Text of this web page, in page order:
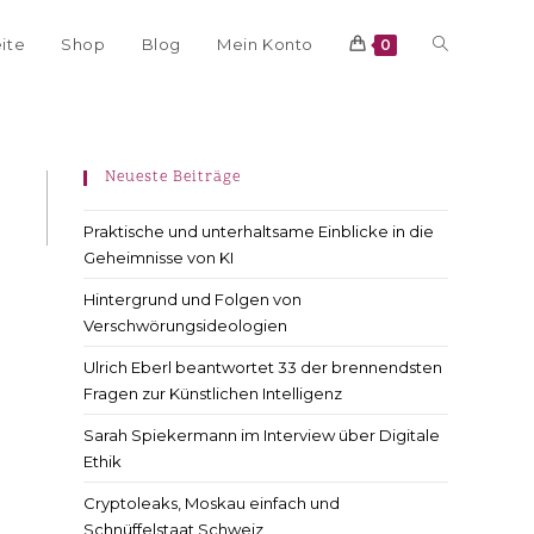
Shop Blog Mein Konto 0
Neueste Beiträge
Praktische und unterhaltsame Einblicke in die
Geheimnisse von KI
Hintergrund und Folgen von
Verschwörungsideologien
Ulrich Eberl beantwortet 33 der brennendsten
Fragen zur Künstlichen Intelligenz
Sarah Spiekermann im Interview über Digitale
Ethik
Cryptoleaks, Moskau einfach und
Schnüffelstaat Schweiz